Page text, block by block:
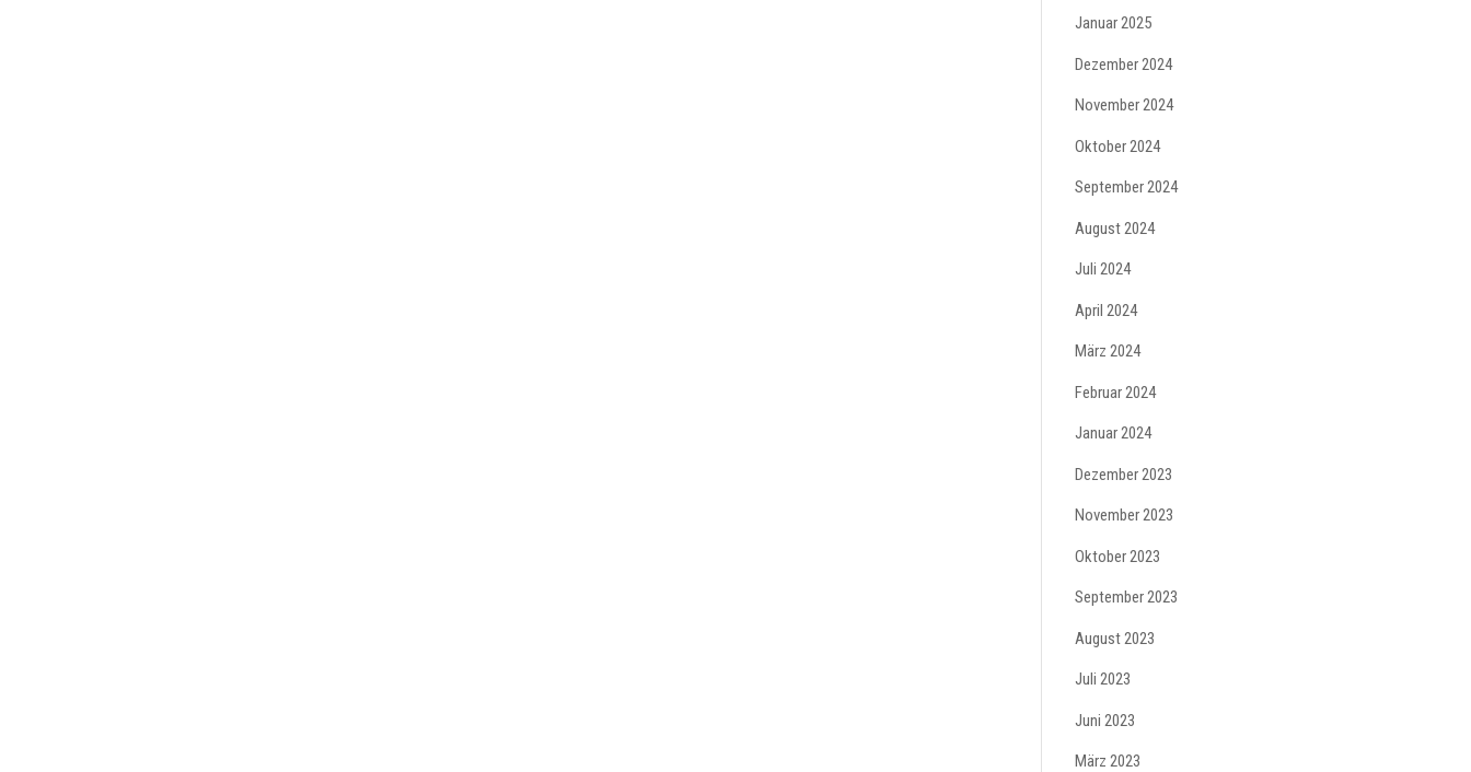
Januar 2025
Dezember 2024
November 2024
Oktober 2024
September 2024
August 2024
Juli 2024
April 2024
März 2024
Februar 2024
Januar 2024
Dezember 2023
November 2023
Oktober 2023
September 2023
August 2023
Juli 2023
Juni 2023
März 2023